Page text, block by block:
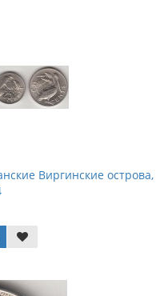
Виргинские острова,